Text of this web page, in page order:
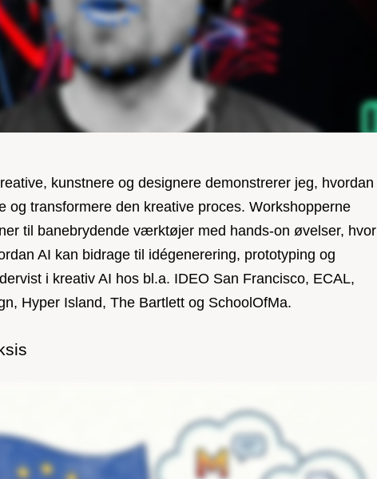
kunstnere og designere demonstrerer jeg, hvordan
og transformere den kreative proces. Workshopperne
til banebrydende værktøjer med hands-on øvelser, hvor
AI kan bidrage til idégenerering, prototyping og
i kreativ AI hos bl.a. IDEO San Francisco, ECAL,
Hyper Island, The Bartlett og SchoolOfMa.